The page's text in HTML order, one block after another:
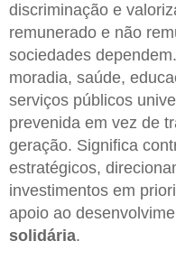
discriminação e
remunerado e não
sociedades
moradia, saúde,
serviços públicos
prevenida em vez de
geração. Significa
estratégicos,
investimentos em
apoio ao
solidária.